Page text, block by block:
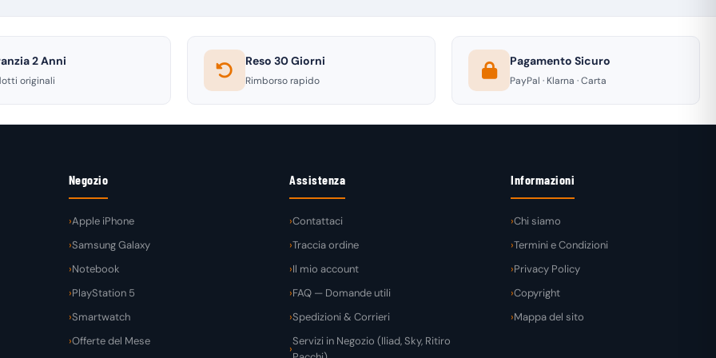
2 Anni
originali
Reso 30 Giorni
Rimborso rapido
Pagamento Sicuro
PayPal · Klarna · Carta
Negozio
Apple iPhone
Samsung Galaxy
Notebook
PlayStation 5
Smartwatch
Offerte del Mese
Assistenza
Contattaci
Traccia ordine
Il mio account
FAQ — Domande utili
Spedizioni & Corrieri
Servizi in Negozio (Iliad, Sky, Ritiro
Informazioni
Chi siamo
Termini e Condizioni
Privacy Policy
Copyright
Mappa del sito